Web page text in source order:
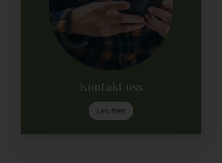
Kontakt oss
Les mer